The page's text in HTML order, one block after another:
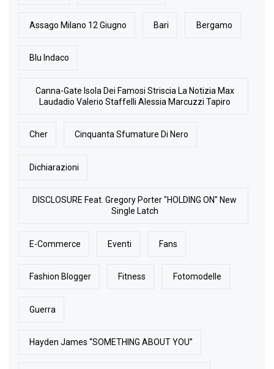
Assago Milano 12 Giugno Bari Bergamo
Blu Indaco
Canna-Gate Isola Dei Famosi Striscia La Notizia Max
Laudadio Valerio Staffelli Alessia Marcuzzi Tapiro
Cher Cinquanta Sfumature Di Nero
Dichiarazioni
DISCLOSURE Feat. Gregory Porter "HOLDING ON" New
Single Latch
E-Commerce Eventi Fans
Fashion Blogger Fitness Fotomodelle
Guerra
Hayden James “SOMETHING ABOUT YOU”